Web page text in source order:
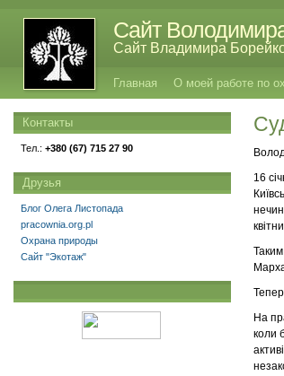
Сайт
Сайт Владимира
Главная О моей работе по
16
На
коли
Контакты
Тел.: +380 (67) 715 27 90
Друзья
Блог Олега Листопада
pracownia.org.pl
Охрана природы
Сайт "Экотаж"